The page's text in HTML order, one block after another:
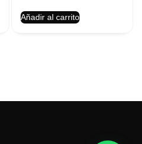
Añadir al carrito